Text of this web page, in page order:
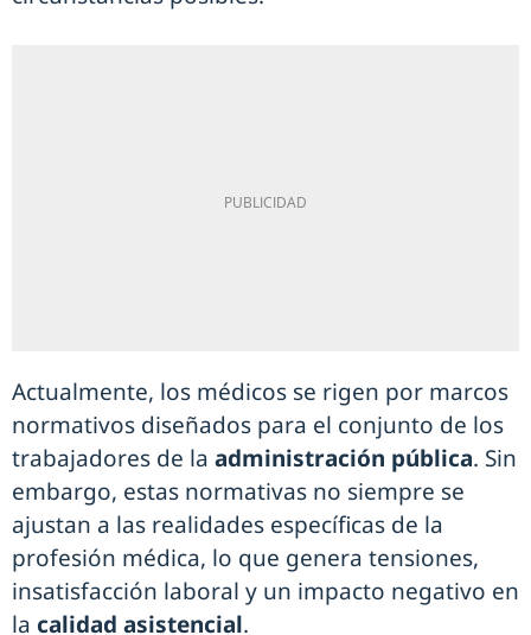
Actualmente, los médicos se rigen por marcos
normativos diseñados para el conjunto de los
trabajadores de la administración pública. Sin
embargo, estas normativas no siempre se
ajustan a las realidades específicas de la
profesión médica, lo que genera tensiones,
insatisfacción laboral y un impacto negativo en
la calidad asistencial.